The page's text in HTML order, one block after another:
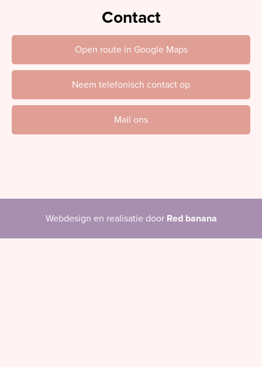
Contact
Open route in Google Maps
Neem telefonisch contact op
Mail ons
Webdesign en realisatie door Red banana